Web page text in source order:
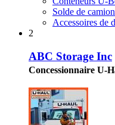
Solde de
Accessoires de
2
ABC Storage Inc
Concessionnaire U-